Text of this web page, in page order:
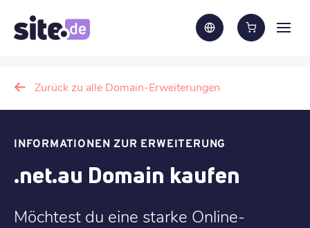
Zurück zu alle Domain-Erweiterungen
INFORMATIONEN ZUR ERWEITERUNG
.net.au Domain kaufen
Möchtest du eine starke Online-